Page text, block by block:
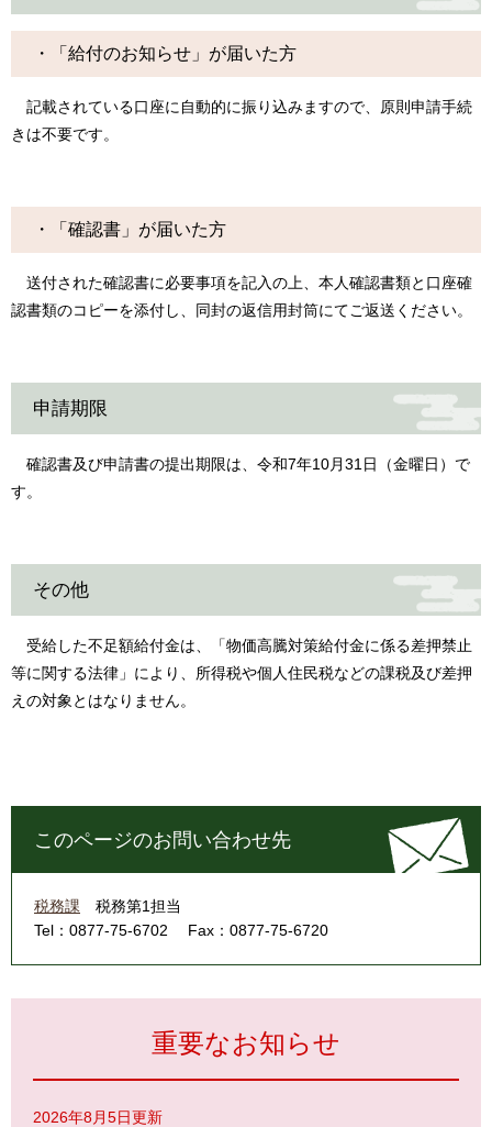
・「給付のお知らせ」が届いた方
記載されている口座に自動的に振り込みますので、原則申請手続
きは不要です。
・「確認書」が届いた方
送付された確認書に必要事項を記入の上、本人確認書類と口座確
認書類のコピーを添付し、同封の返信用封筒にてご返送ください。
申請期限
確認書及び申請書の提出期限は、令和7年10月31日（金曜日）で
す。
その他
受給した不足額給付金は、「物価高騰対策給付金に係る差押禁止
等に関する法律」により、所得税や個人住民税などの課税及び差押
えの対象とはなりません。
このページのお問い合わせ先
税務課
税務第1担当
Tel：0877-75-6702
Fax：0877-75-6720
重要なお知らせ
2026年8月5日更新